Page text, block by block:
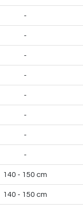
-
-
-
-
-
-
-
-
140 - 150 cm
140 - 150 cm